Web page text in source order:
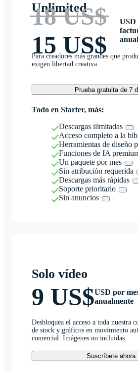
Unlimited
18 US$
15 US$
USD
Para creadores más grandes que
exigen libertad creativa
Prueba gratuita de 7
Todo en Starter, más:
Descargas ilimitadas
Acceso completo a la
Herramientas de diseño
Funciones de IA
Un paquete por mes
Sin atribución requerida
Descargas más rápidas
Soporte prioritario
Sin anuncios
Solo vídeo
9 US$USD por
anualmente
Desbloquea el acceso a toda nuestra
de stock y gráficos en movimiento
comercial. Imágenes no incluidas.
Suscríbete ahora